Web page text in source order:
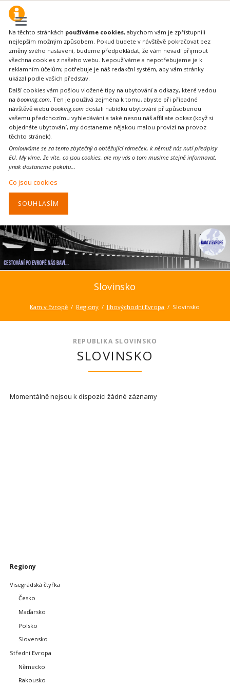
Na těchto stránkách používáme cookies, abychom vám je zpřístupnili
nejlepším možným způsobem. Pokud budete v návštěvě pokračovat bez
změny svého nastavení, budeme předpokládat, že vám nevadí přijmout
všechna cookies z našeho webu. Nepoužíváme a nepotřebujeme je k
reklamním účelům; potřebuje je náš redakční systém, aby vám stránky
ukázal podle vašich představ.
Další cookies vám pošlou vložené tipy na ubytování a odkazy, které vedou
nabooking.com . Ten je používá zejména k tomu, abyste při případné
návštěvě webubooking.com dostali nabídku ubytování přizpůsobenou
vašemu předchozímu vyhledávání a také nesou náš affiliate odkaz (když si
objednáte ubytování, my dostaneme nějakou malou provizi na provoz
těchto stránek).
Omlouváme se za tento zbytečný a obtěžující rámeček, k němuž nás nutí předpisy
EU. My víme, že víte, co jsou cookies, ale my vás o tom musíme stejně informovat,
jinak dostaneme pokutu...
Co jsou cookies
SOUHLASÍM
Slovinsko
Kam v Evropě Regiony Jihovýchodní Evropa Slovinsko
REPUBLIKA SLOVINSKO
SLOVINSKO
Momentálně nejsou k dispozici žádné záznamy
Přeskočit
Regiony
Visegrádská čtyřka
Česko
Maďarsko
Polsko
Slovensko
Střední Evropa
Německo
Rakousko